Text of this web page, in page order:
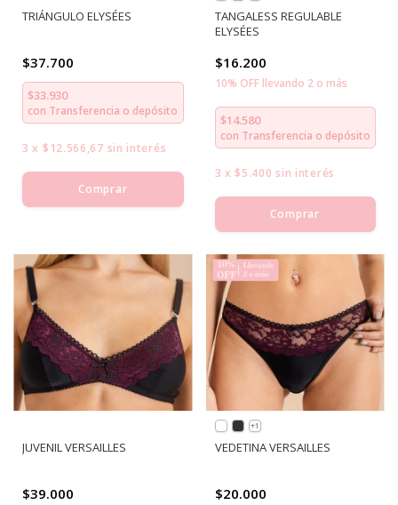
TRIÁNGULO ELYSÉES
$37.700
$33.930
con Transferencia o depósito
3 x $12.566,67 sin interés
Comprar
TANGALESS REGULABLE
ELYSÉES
$16.200
10% OFF llevando 2 o más
$14.580
con Transferencia o depósito
3 x$5.400 sin interés
Comprar
JUVENIL VERSAILLES
$39.000
+1
VEDETINA VERSAILLES
$20.000